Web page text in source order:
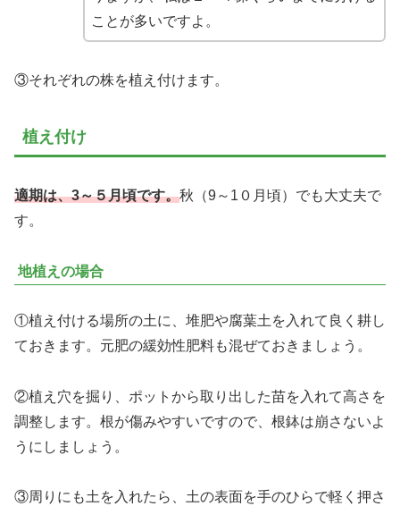
ことが多いですよ。
③それぞれの株を植え付けます。
植え付け
適期は、3～５月頃です。秋（9～1０月頃）でも大丈夫で
す。
地植えの場合
①植え付ける場所の土に、堆肥や腐葉土を入れて良く耕し
ておきます。元肥の緩効性肥料も混ぜておきましょう。
②植え穴を掘り、ポットから取り出した苗を入れて高さを
調整します。根が傷みやすいですので、根鉢は崩さないよ
うにしましょう。
③周りにも土を入れたら、土の表面を手のひらで軽く押さ